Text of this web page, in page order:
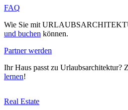
FAQ
Wie Sie mit
und buchen können.
Partner werden
Ihr Haus passt zu Urlaubs­ar­chi­tektur?
lernen!
Real Estate